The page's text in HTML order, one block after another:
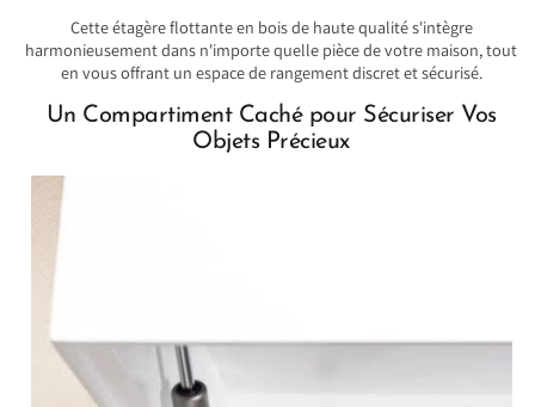
Cette étagère flottante en bois de haute qualité s'intègre
harmonieusement dans n'importe quelle pièce de votre maison, tout
en vous offrant un espace de rangement discret et sécurisé.
Un Compartiment Caché pour Sécuriser Vos
Objets Précieux